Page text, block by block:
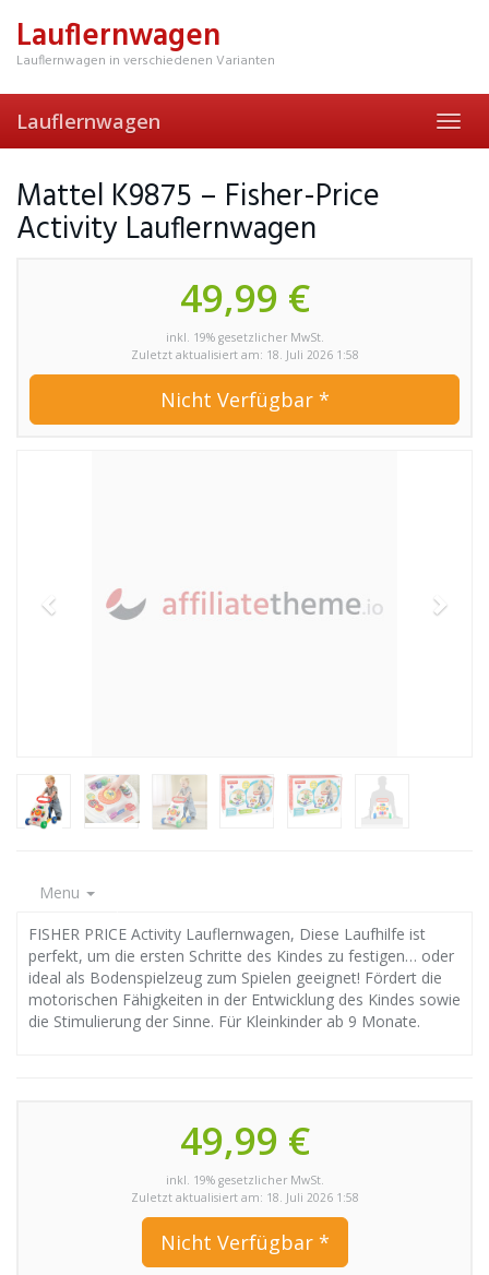
mainLauflernwagen
Lauflernwagen in verschiedenen Varianten
Lauflernwagen
Mattel K9875 – Fisher-Price
Activity Lauflernwagen
49,99 €
inkl. 19% gesetzlicher MwSt.
Zuletzt aktualisiert am: 18. Juli 2026 1:58
Nicht Verfügbar *
Menu
FISHER PRICE Activity Lauflernwagen, Diese Laufhilfe ist
perfekt, um die ersten Schritte des Kindes zu festigen… oder
ideal als Bodenspielzeug zum Spielen geeignet! Fördert die
motorischen Fähigkeiten in der Entwicklung des Kindes sowie
die Stimulierung der Sinne. Für Kleinkinder ab 9 Monate.
49,99 €
inkl. 19% gesetzlicher MwSt.
Zuletzt aktualisiert am: 18. Juli 2026 1:58
Nicht Verfügbar *